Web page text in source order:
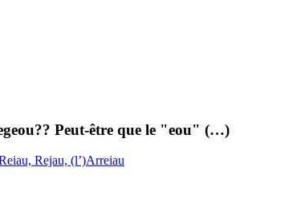
Peut-être que le "eou" (…)
Rejau, (l’)Arreiau